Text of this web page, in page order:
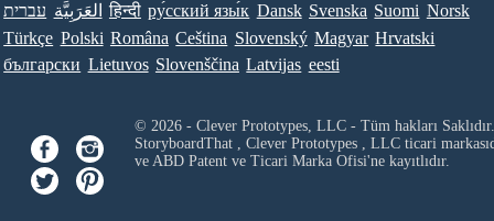
עברית العَرَبِيَّة हिन्दी ру́сский язы́к Dansk Svenska Suomi Norsk
Türkçe Polski Româna Ceština Slovenský Magyar Hrvatski
български Lietuvos Slovenščina Latvijas eesti
© 2026 - Clever Prototypes, LLC - Tüm hakları Saklıdır.
StoryboardThat , Clever Prototypes , LLCticari
ve ABD Patent ve Ticari Marka Ofisi'ne kayıtlıdır.